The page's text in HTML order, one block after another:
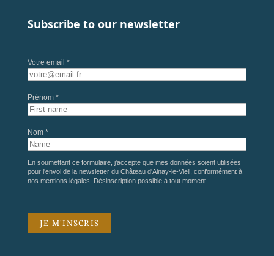
Subscribe to our newsletter
Votre email *
Prénom *
Nom *
En soumettant ce formulaire, j'accepte que mes données soient utilisées
pour l'envoi de la newsletter du Château d'Ainay-le-Vieil, conformément à
nos mentions légales . Désinscription possible à tout moment.